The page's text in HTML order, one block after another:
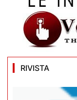
RIVISTA